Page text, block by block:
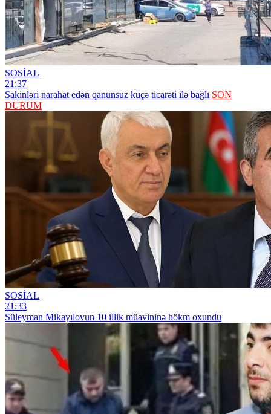
SOSİAL
21:37
Sakinləri narahat edən qanunsuz küçə ticarəti ilə bağlı SON
DURUM
SOSİAL
21:33
Süleyman Mikayılovun 10 illik müavininə hökm oxundu